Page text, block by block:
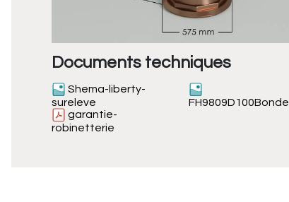
Documents techniques
Shema-liberty-
sureleve
FH9809D100Bonde
garantie-
robinetterie